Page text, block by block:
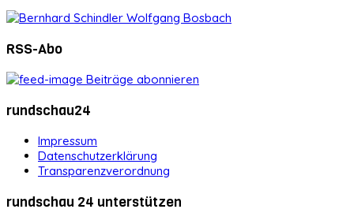
RSS-Abo
Beiträge abonnieren
rundschau24
Impressum
Datenschutzerklärung
Transparenzverordnung
rundschau 24 unterstützen